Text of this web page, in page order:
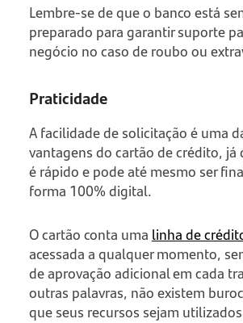
Lembre-se de que o banco está
preparado para garantir suporte
negócio no caso de roubo ou
Praticidade
A facilidade de solicitação é uma
vantagens do cartão de crédito, já
é rápido e pode até mesmo ser
forma 100% digital.
O cartão conta uma linha de
acessada a qualquer momento,
de aprovação adicional em cada
outras palavras, não existem
que seus recursos sejam